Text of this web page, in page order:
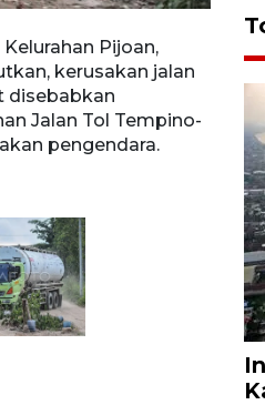
Pijoan,
kerusakan jalan
disebabkan
Jalan Tol Tempino-
pengendara.